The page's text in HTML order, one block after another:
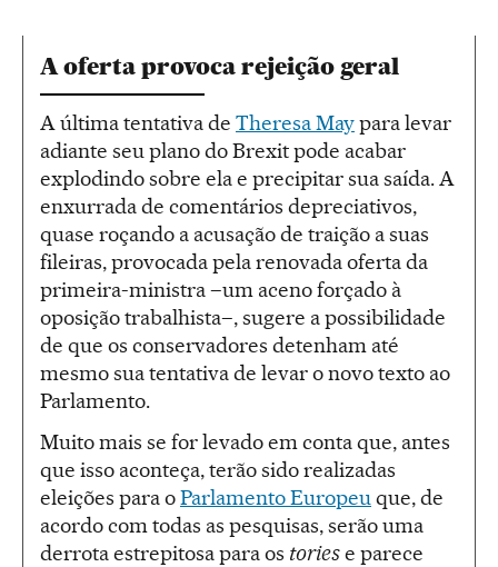
A oferta provoca rejeição geral
A última tentativa de Theresa Maypara levar
adiante seu plano do Brexit pode acabar
explodindo sobre ela e precipitar sua saída. A
enxurrada de comentários depreciativos,
quase roçando a acusação de traição a suas
fileiras, provocada pela renovada oferta da
primeira-ministra –um aceno forçado à
oposição trabalhista–, sugere a possibilidade
de que os conservadores detenham até
mesmo sua tentativa de levar o novo texto ao
Parlamento.
Muito mais se for levado em conta que, antes
que isso aconteça, terão sido realizadas
eleições para oParlamento Europeuque, de
acordo com todas as pesquisas, serão uma
derrota estrepitosa para os toriese parece